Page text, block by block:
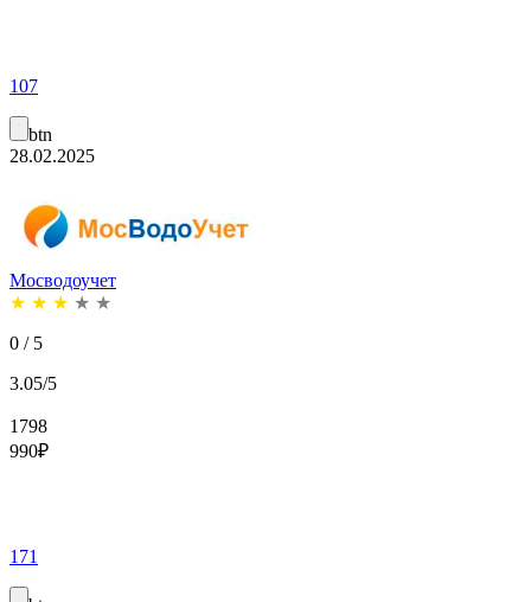
107
btn
28.02.2025
Мосводоучет
★ ★ ★ ★ ★
0 / 5
3.05/5
1798
990₽
171